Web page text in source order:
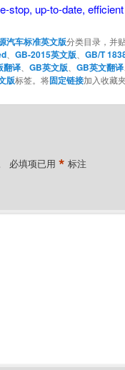
stop, up-to-date,
汽车标准英文版分类目录，并
、 GB-2015英文版 GB/T
翻译、 GB英文版 GB英文翻译
版标签。将固定链接加入收藏夹
必填项已用 * 标注